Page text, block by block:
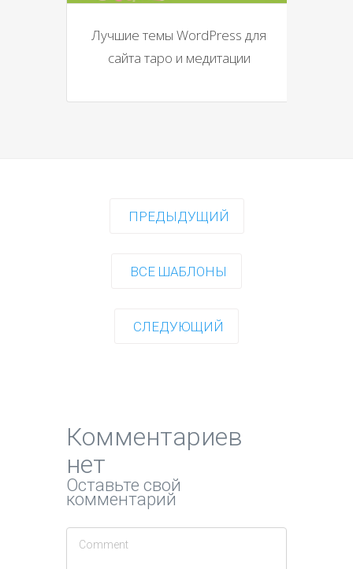
Лучшие темы WordPress для
сайта таро и медитации
ПРЕДЫДУЩИЙ
ВСЕ ШАБЛОНЫ
СЛЕДУЮЩИЙ
Комментариев
нет
Оставьте свой
комментарий